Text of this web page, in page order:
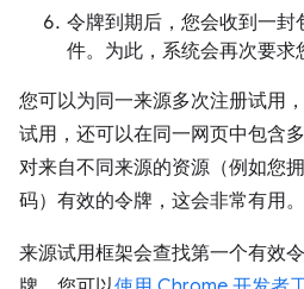
令牌到期后，您会收到一封
件。为此，系统会再次要求
您可以为同一来源多次注册试用
试用，还可以在同一网页中包含
对来自不同来源的资源（例如您
码）有效的令牌，这会非常有用。
来源试用框架会查找第一个有效